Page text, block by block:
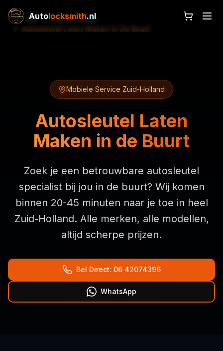
Autolocksmith.nl
Home
Tips & Gidsen
Autosleutel Laten Maken In De Buurt
Mobiele Service Zuid-Holland
Autosleutel Laten
Maken in de Buurt
Zoek je een betrouwbare autosleutel
specialist bij jou in de buurt? Wij komen
binnen 20-45 minuten naar je toe in heel
Zuid-Holland. Alle merken, alle modellen,
altijd scherpe prijzen.
Bel Direct: 06 42074396
WhatsApp